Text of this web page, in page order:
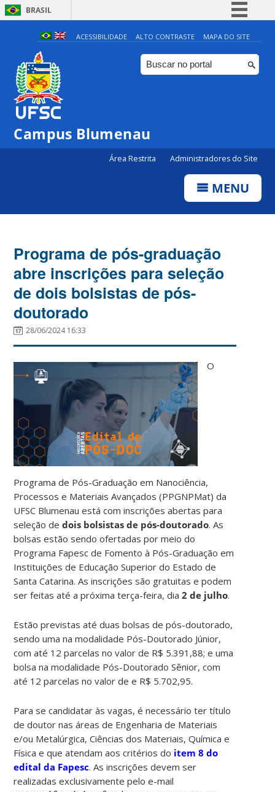
BRASIL
Simplifique!
Comunica BR
Participe
ACESSIBILIDADE ALTO CONTRASTE MAPA DO SITE
Campus Blumenau
Área Restrita Administradores do Site
MENU
Programa de pós-graduação
abre inscrições para seleção
de dois bolsistas de pós-
doutorado
28/06/2024 16:33
O
Programa de Pós-Graduação em Nanociência,
Processos e Materiais Avançados (PPGNPMat) da
UFSC Blumenau está com inscrições abertas para
seleção dedois bolsistas de pós-doutorado. As
bolsas estão sendo ofertadas por meio do
Programa Fapesc de Fomento à Pós-Graduação em
Instituições de Educação Superior do Estado de
Santa Catarina. As inscrições são gratuitas e podem
ser feitas até a próxima terça-feira, dia2 de julho.
Estão previstas até duas bolsas de pós-doutorado,
sendo uma na modalidade Pós-Doutorado Júnior,
com até 12 parcelas no valor de R$ 5.391,88; e uma
bolsa na modalidade Pós-Doutorado Sênior, com
até 12 parcelas no valor de e R$ 5.702,95.
Para se candidatar às vagas, é necessário ter título
de doutor nas áreas de Engenharia de Materiais
e/ou Metalúrgica, Ciências dos Materiais, Química e
Física e que atendam aos critérios do item 8 do
edital da Fapesc. As inscrições devem ser
realizadas exclusivamente pelo e-mail